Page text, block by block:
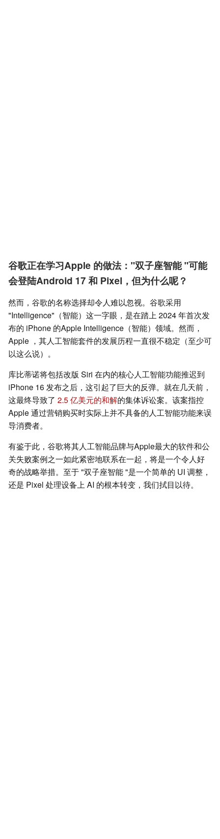
谷歌正在学习Apple 的做法："双子座智能 "可能
会登陆Android 17 和 Pixel，但为什么呢？
然而，谷歌的名称选择却令人难以忽视。谷歌采用
"Intelligence"（智能）这一字眼，是在踏上 2024 年首次发
布的 iPhone 的Apple Intelligence（智能）领域。然而，
Apple ，其人工智能套件的发展历程一直很不稳定（至少可
以这么说）。
库比蒂诺将包括改版 Siri 在内的核心人工智能功能推迟到
iPhone 16 发布之后，这引起了巨大的反弹。就在几天前，
这最终导致了 2.5 亿美元的和解的集体诉讼案。该案指控
Apple 通过营销购买时实际上并不具备的人工智能功能来误
导消费者。
有鉴于此，谷歌将其人工智能品牌与Apple最大的软件和公
关失败案例之一如此紧密地联系在一起，将是一个令人好
奇的战略举措。至于 "双子座智能 "是一个简单的 UI 调整，
还是 Pixel 处理设备上 AI 的根本转变，我们拭目以待。